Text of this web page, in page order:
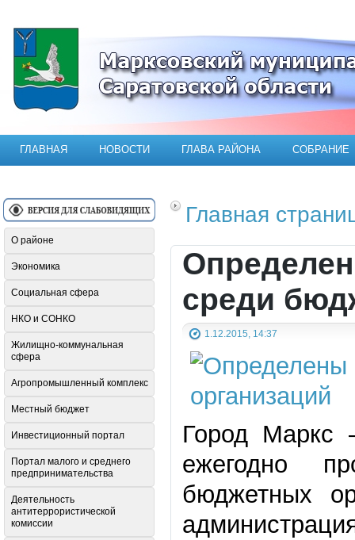
Официальный сайт Марксовского
ГЛАВНАЯ НОВОСТИ ГЛАВА РАЙОНА СОБРАНИЕ
Главная
среди
1.12.2015, 14:37
Город Маркс
ежегодно
бюджетных
О районе
Экономика
Социальная сфера
НКО и СОНКО
Жилищно-коммунальная
сфера
Агропромышленный комплекс
Местный бюджет
Инвестиционный портал
Портал малого и среднего
предпринимательства
Деятельность
антитеррористической
комиссии